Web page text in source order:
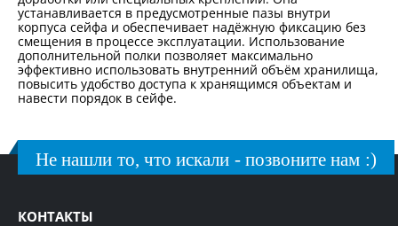
устанавливается в предусмотренные пазы внутри
корпуса сейфа и обеспечивает надёжную фиксацию без
смещения в процессе эксплуатации. Использование
дополнительной полки позволяет максимально
эффективно использовать внутренний объём хранилища,
повысить удобство доступа к хранящимся объектам и
навести порядок в сейфе.
Не нашли то, что искали - позвоните нам :)
КОНТАКТЫ